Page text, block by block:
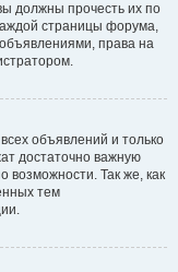
должны прочесть их по
страницы форума,
права на
объявлений и только
достаточно важную
Так же, как
тем